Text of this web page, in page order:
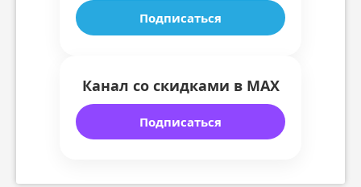
Подписаться
Канал со скидками в MAX
Подписаться